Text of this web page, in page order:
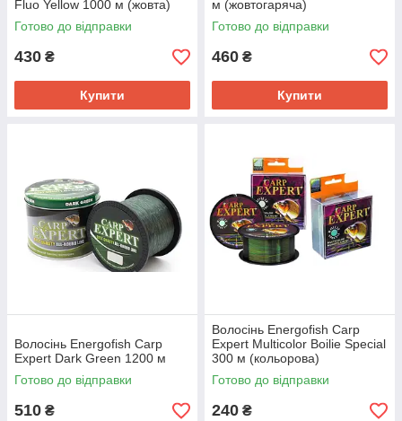
Fluo Yellow 1000 м (жовта)
Готово до відправки
430 ₴
Купити
м (жовтогаряча)
Готово до відправки
460 ₴
Купити
Волосінь Energofish Carp
Expert Dark Green 1200 м
Готово до відправки
510 ₴
Волосінь Energofish Carp
Expert Multicolor Boilie Special
300 м (кольорова)
Готово до відправки
240 ₴